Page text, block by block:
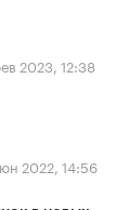
2023, 12:38
2022, 14:56